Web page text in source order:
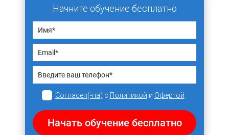
Начните обучение бесплатно
Согласен(-на) с Политикой и Офертой
Начать обучение бесплатно